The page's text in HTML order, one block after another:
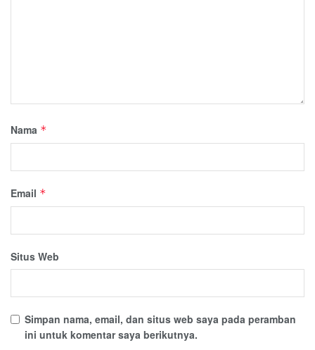
Nama *
Email *
Situs Web
Simpan nama, email, dan situs web saya pada peramban
ini untuk komentar saya berikutnya.